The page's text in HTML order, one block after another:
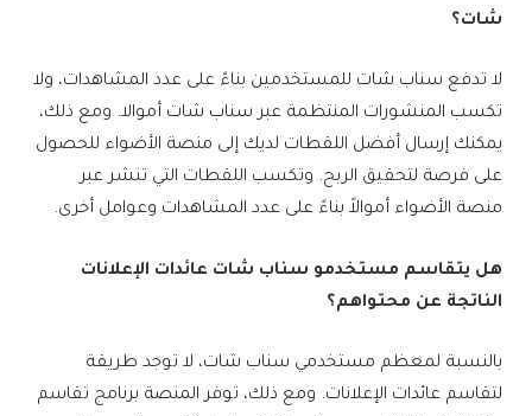
شات؟
لا تدفع سناب شات للمستخدمين بناءً على عدد المشاهدات، ولا
تكسب المنشورات المنتظمة عبر سناب شات أموالا. ومع ذلك،
يمكنك إرسال أفضل اللقطات لديك إلى منصة الأضواء للحصول
على فرصة لتحقيق الربح. وتكسب اللقطات التي تنشر عبر
منصة الأضواء أموالاً بناءً على عدد المشاهدات وعوامل أخرى.
هل يتقاسم مستخدمو سناب شات عائدات الإعلانات
الناتجة عن محتواهم؟
بالنسبة لمعظم مستخدمي سناب شات، لا توجد طريقة
لتقاسم عائدات الإعلانات. ومع ذلك، توفر المنصة برنامج تقاسم